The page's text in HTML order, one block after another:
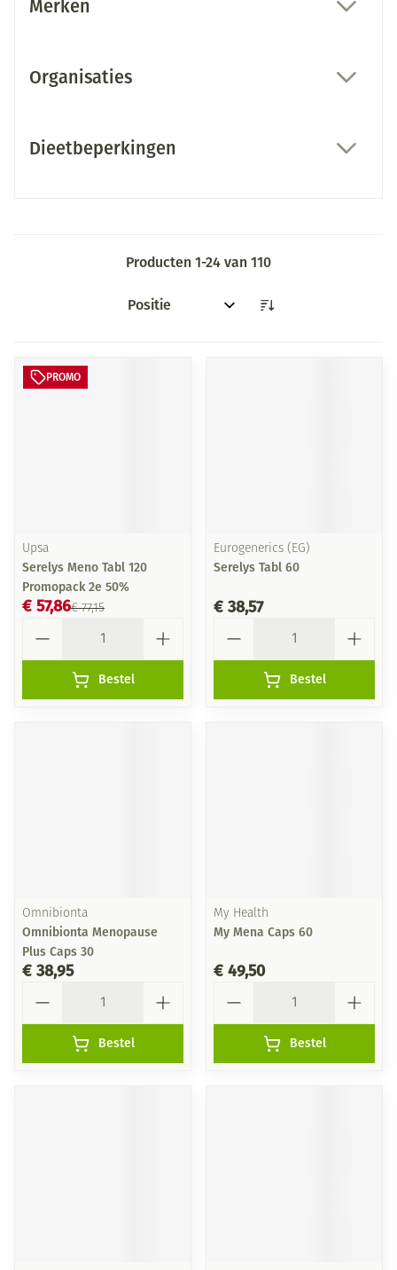
Merken
Organisaties
Dieetbeperkingen
Producten 1-24 van 110
Sorteer op:
PROMO
Upsa
Serelys Meno Tabl 120
Promopack 2e 50%
€ 77,15
€ 57,86
Bestel
Eurogenerics (EG)
Serelys Tabl 60
€ 38,57
Bestel
Omnibionta
Omnibionta Menopause
Plus Caps 30
€ 38,95
Bestel
My Health
My Mena Caps 60
€ 49,50
Bestel